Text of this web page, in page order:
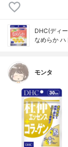
DHC(ディ
なめらか
モンタ